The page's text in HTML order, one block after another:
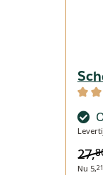
27,
Nu 5,21